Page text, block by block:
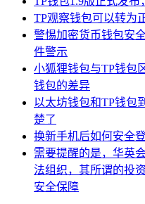
TP观察钱包可以转为
警惕加密货币钱包安
件警示
小狐狸钱包与TP钱包
钱包的差异
以太坊钱包和TP钱包
楚了
换新手机后如何安全
需要提醒的是，华英
法组织，其所谓的投
安全保障